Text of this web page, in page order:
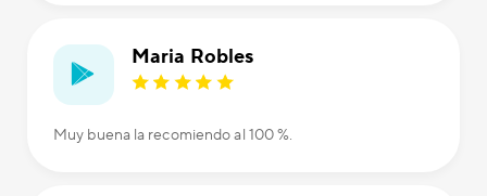
Maria Robles
Muy buena la recomiendo al 100 %.